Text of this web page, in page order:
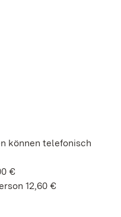
können telefonisch
€
12,60 €